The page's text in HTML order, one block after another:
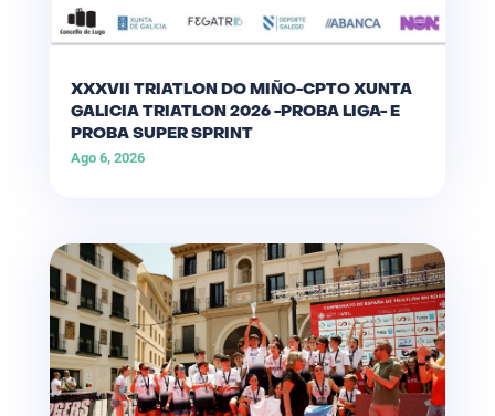
XXXVII TRIATLON DO MIÑO-CPTO XUNTA
GALICIA TRIATLON 2026 -PROBA LIGA- E
PROBA SUPER SPRINT
Ago 6, 2026